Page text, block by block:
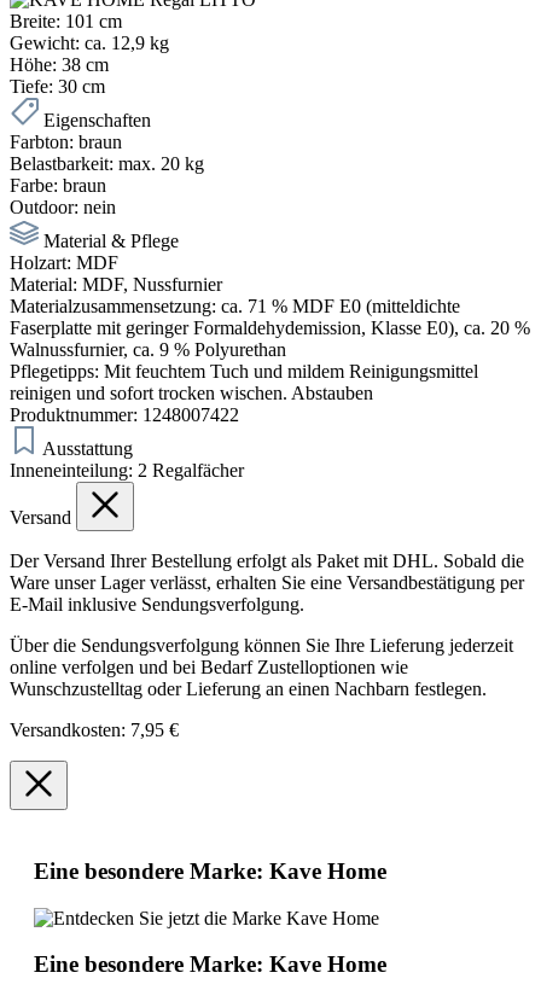
Breite: 101 cm
Gewicht: ca. 12,9 kg
Höhe: 38 cm
Tiefe: 30 cm
Eigenschaften
Farbton: braun
Belastbarkeit: max. 20 kg
Farbe: braun
Outdoor: nein
Material & Pflege
Holzart: MDF
Material: MDF, Nussfurnier
Materialzusammensetzung: ca. 71 % MDF E0 (mitteldichte
Faserplatte mit geringer Formaldehydemission, Klasse E0), ca. 20 %
Walnussfurnier, ca. 9 % Polyurethan
Pflegetipps: Mit feuchtem Tuch und mildem Reinigungsmittel
reinigen und sofort trocken wischen. Abstauben
Produktnummer: 1248007422
Ausstattung
Inneneinteilung: 2 Regalfächer
Versand
Der Versand Ihrer Bestellung erfolgt als Paket mit DHL. Sobald die
Ware unser Lager verlässt, erhalten Sie eine Versandbestätigung per
E-Mail inklusive Sendungsverfolgung.
Über die Sendungsverfolgung können Sie Ihre Lieferung jederzeit
online verfolgen und bei Bedarf Zustelloptionen wie
Wunschzustelltag oder Lieferung an einen Nachbarn festlegen.
Versandkosten: 7,95 €
Eine besondere Marke: Kave Home
Eine besondere Marke: Kave Home